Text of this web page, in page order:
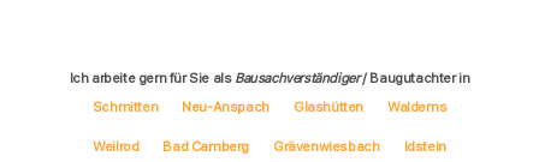
Ich arbeite gern für Sie als Bausachverständiger/ Baugutachter in
Schmitten
Neu-Anspach Glashütten Waldems
Weilrod Bad Camberg Grävenwiesbach Idstein